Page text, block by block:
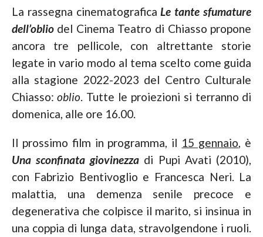
La rassegna cinematograficaLe tante sfumature
dell’oblio del Cinema Teatro di Chiasso propone
ancora tre pellicole, con altrettante storie
legate in vario modo al tema scelto come guida
alla stagione 2022-2023 del Centro Culturale
Chiasso:oblio. Tutte le proiezioni si terranno di
domenica, alle ore 16.00.
Il prossimo film in programma, il 15 gennaio, è
Una sconfinata giovinezza di Pupi Avati (2010),
con Fabrizio Bentivoglio e Francesca Neri. La
malattia, una demenza senile precoce e
degenerativa che colpisce il marito, si insinua in
una coppia di lunga data, stravolgendone i ruoli.